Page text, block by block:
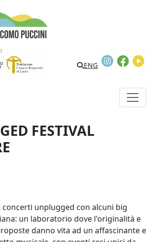
Search
ENG
Instagram
FESTIVAL
concerti unplugged con alcuni big
un laboratorio dove l'originalità e
danno vita ad un affascinante e